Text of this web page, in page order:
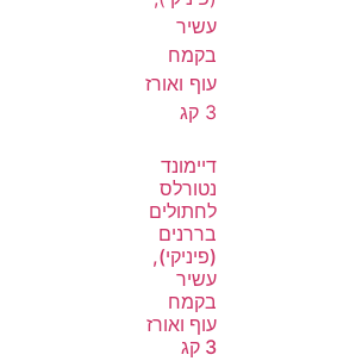
דיימונד
נטורלס
לחתולים
בררנים
(פיניקי),
עשיר
בקמח
עוף ואורז
3 קג